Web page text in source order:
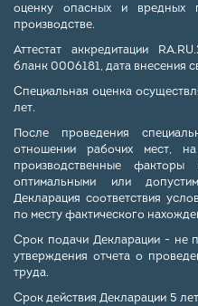
оценку опасных и вредных
производстве.
Аттестат аккредитации
бланк 0006181, дата внесения
Специальная оценка
лет.
После проведения
отношении рабочих мест,
производственные
оптимальными или
Декларация соответствия
по месту фактического
Срок подачи Декларации - не
утверждения отчета о
труда.
Срок действия Декларации 5